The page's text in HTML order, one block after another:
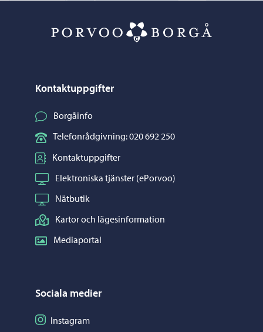
Kontaktuppgifter
Borgåinfo
Telefonrådgivning: 020 692 250
Kontaktuppgifter
Elektroniska tjänster (ePorvoo)
Nätbutik
Kartor och lägesinformation
Mediaportal
Sociala medier
Följ på Instagram
Instagram